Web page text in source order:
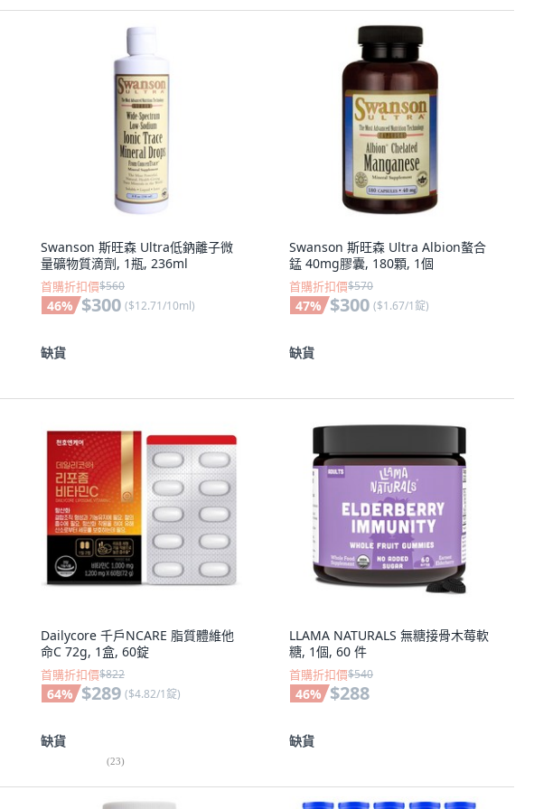
Swanson 斯旺森 Ultra低鈉離子微
量礦物質滴劑, 1瓶, 236ml
首購折扣價$560
46% $300 ($12.71/10ml)
缺貨
Swanson 斯旺森 Ultra Albion螯合
錳 40mg膠囊, 180顆, 1個
首購折扣價$570
47% $300 ($1.67/1錠)
缺貨
Dailycore 千戶NCARE 脂質體維他
命C 72g, 1盒, 60錠
首購折扣價$822
64% $289 ($4.82/1錠)
缺貨
(23)
LLAMA NATURALS 無糖接骨木莓軟
糖, 1個, 60 件
首購折扣價$540
46% $288
缺貨